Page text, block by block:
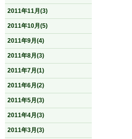
2011年11月(3)
2011年10月(5)
2011年9月(4)
2011年8月(3)
2011年7月(1)
2011年6月(2)
2011年5月(3)
2011年4月(3)
2011年3月(3)